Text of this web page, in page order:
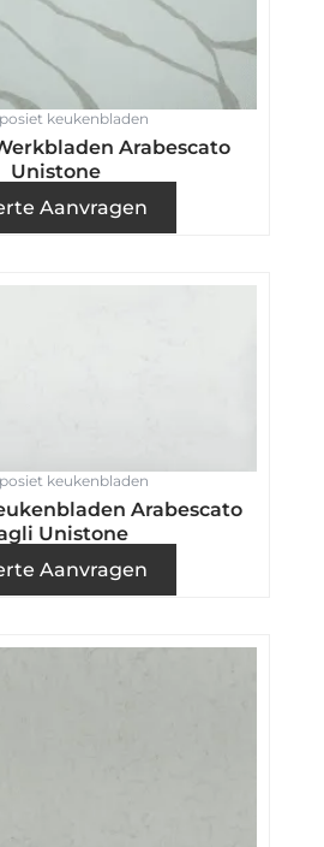
keukenbladen
Arabescato
Unistone
Aanvragen
keukenbladen
Arabescato
Unistone
Aanvragen